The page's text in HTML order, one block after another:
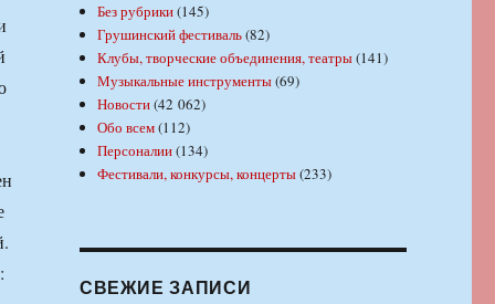
Без рубрики(145)
Грушинский фестиваль(82)
Клубы, творческие объединения, театры(141)
Музыкальные инструменты(69)
Новости(42 062)
Обо всем(112)
Персоналии(134)
Фестивали, конкурсы, концерты(233)
СВЕЖИЕ ЗАПИСИ